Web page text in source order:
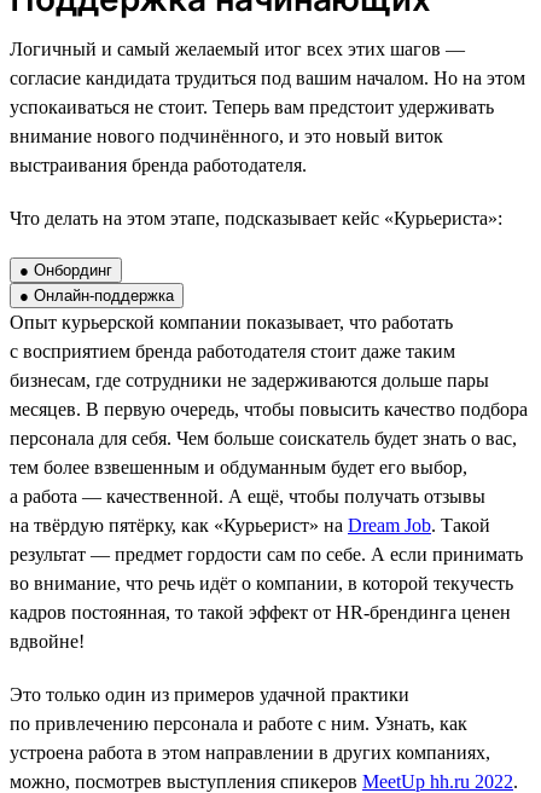
Логичный и самый желаемый итог всех этих шагов —
согласие кандидата трудиться под вашим началом. Но на этом
успокаиваться не стоит. Теперь вам предстоит удерживать
внимание нового подчинённого, и это новый виток
выстраивания бренда работодателя.
Что делать на этом этапе, подсказывает кейс «Курьериста»:
● Онбординг
● Онлайн-поддержка
Опыт курьерской компании показывает, что работать
с восприятием бренда работодателя стоит даже таким
бизнесам, где сотрудники не задерживаются дольше пары
месяцев. В первую очередь, чтобы повысить качество подбора
персонала для себя. Чем больше соискатель будет знать о вас,
тем более взвешенным и обдуманным будет его выбор,
а работа — качественной. А ещё, чтобы получать отзывы
на твёрдую пятёрку, как «Курьерист» на Dream Job. Такой
результат — предмет гордости сам по себе. А если принимать
во внимание, что речь идёт о компании, в которой текучесть
кадров постоянная, то такой эффект от HR-брендинга ценен
вдвойне!
Это только один из примеров удачной практики
по привлечению персонала и работе с ним. Узнать, как
устроена работа в этом направлении в других компаниях,
можно, посмотрев выступления спикеров MeetUp hh.ru 2022.